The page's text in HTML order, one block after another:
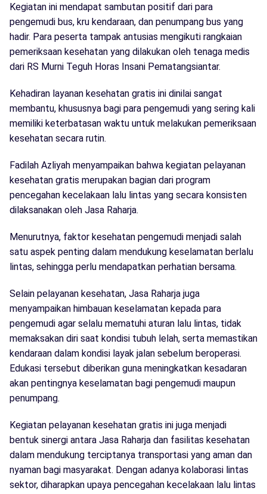
Kegiatan ini mendapat sambutan positif dari para
pengemudi bus, kru kendaraan, dan penumpang bus yang
hadir. Para peserta tampak antusias mengikuti rangkaian
pemeriksaan kesehatan yang dilakukan oleh tenaga medis
dari RS Murni Teguh Horas Insani Pematangsiantar.
Kehadiran layanan kesehatan gratis ini dinilai sangat
membantu, khususnya bagi para pengemudi yang sering kali
memiliki keterbatasan waktu untuk melakukan pemeriksaan
kesehatan secara rutin.
Fadilah Azliyah menyampaikan bahwa kegiatan pelayanan
kesehatan gratis merupakan bagian dari program
pencegahan kecelakaan lalu lintas yang secara konsisten
dilaksanakan oleh Jasa Raharja.
Menurutnya, faktor kesehatan pengemudi menjadi salah
satu aspek penting dalam mendukung keselamatan berlalu
lintas, sehingga perlu mendapatkan perhatian bersama.
Selain pelayanan kesehatan, Jasa Raharja juga
menyampaikan himbauan keselamatan kepada para
pengemudi agar selalu mematuhi aturan lalu lintas, tidak
memaksakan diri saat kondisi tubuh lelah, serta memastikan
kendaraan dalam kondisi layak jalan sebelum beroperasi.
Edukasi tersebut diberikan guna meningkatkan kesadaran
akan pentingnya keselamatan bagi pengemudi maupun
penumpang.
Kegiatan pelayanan kesehatan gratis ini juga menjadi
bentuk sinergi antara Jasa Raharja dan fasilitas kesehatan
dalam mendukung terciptanya transportasi yang aman dan
nyaman bagi masyarakat. Dengan adanya kolaborasi lintas
sektor, diharapkan upaya pencegahan kecelakaan lalu lintas